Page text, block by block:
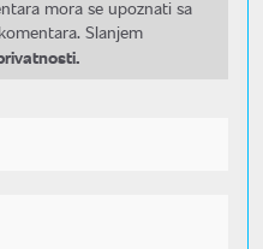
mora se upoznati sa
Slanjem